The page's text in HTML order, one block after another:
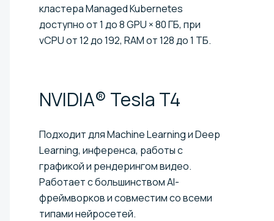
кластера Managed Kubernetes
доступно от 1 до 8 GPU × 80 ГБ, при
vCPU от 12 до 192, RAM от 128 до 1 ТБ.
NVIDIA® Tesla T4
Подходит для Machine Learning и Deep
Learning, инференса, работы с
графикой и рендерингом видео.
Работает с большинством AI-
фреймворков и совместим со всеми
типами нейросетей.